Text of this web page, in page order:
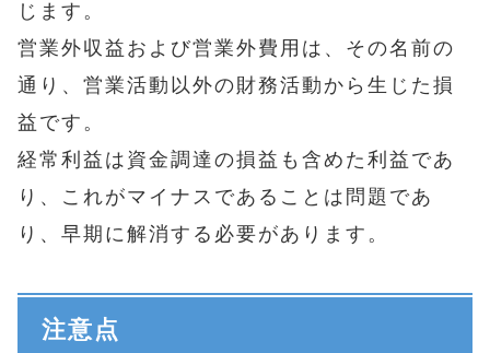
じます。
営業外収益および営業外費用は、その名前の
通り、営業活動以外の財務活動から生じた損
益です。
経常利益は資金調達の損益も含めた利益であ
り、これがマイナスであることは問題であ
り、早期に解消する必要があります。
注意点